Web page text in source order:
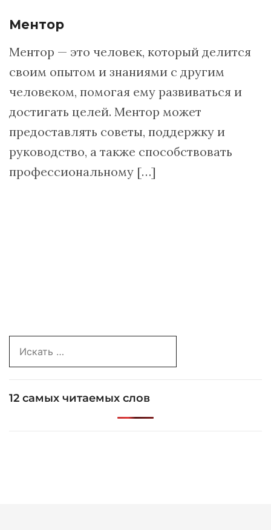
Ментор
Ментор — это человек, который делится
своим опытом и знаниями с другим
человеком, помогая ему развиваться и
достигать целей. Ментор может
предоставлять советы, поддержку и
руководство, а также способствовать
профессиональному […]
for:
12 самых читаемых слов